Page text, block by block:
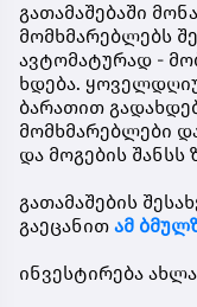
გათამაშებაში
მომხმარებლებს
ავტომატურად -
ხდება.
ბარათით
მომხმარებლები
და მოგების შანსს
გათამაშების
გაეცანით ამ
ინვესტირება